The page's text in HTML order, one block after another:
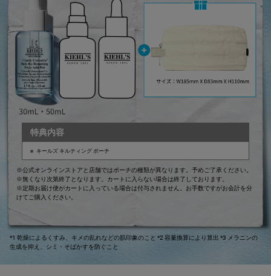
特典内容
キールズ キルティング ポーチ
※公式オンラインストアと店舗ではポーチの種類が異なります。予めご了承ください。
※無くなり次第終了となります。カートに入らない場合は終了しております。
※定期お届け便がカートに入っている場合は付与されません。お手数ですがお会計を分
けてご購入ください。
*1 乾燥によるくすみ、キメの乱れなどの肌印象のこと *2 容量換算により算出 *3 メラニンの
生成を抑え、シミ・そばかすを防ぐこと